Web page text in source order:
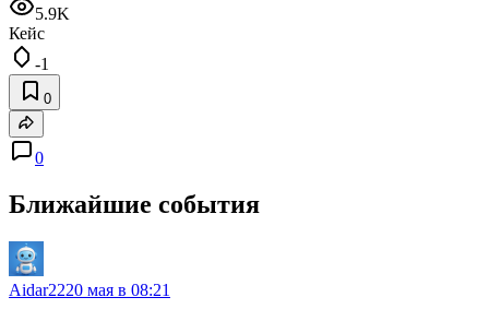
5.9K
Кейс
-1
0
0
Ближайшие события
Aidar2220 мая в 08:21